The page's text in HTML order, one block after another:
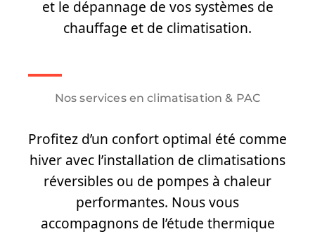
et le dépannage de vos systèmes de
chauffage et de climatisation.
Nos services en climatisation & PAC
Profitez d’un confort optimal été comme
hiver avec l’installation de climatisations
réversibles ou de pompes à chaleur
performantes. Nous vous
accompagnons de l’étude thermique